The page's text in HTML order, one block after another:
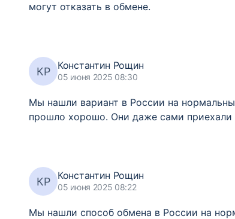
могут отказать в обмене.
КР Константин Рощин
05 июня 2025 08:30
Мы нашли вариант в России на
прошло хорошо. Они даже сами
КР Константин Рощин
05 июня 2025 08:22
Мы нашли способ обмена в России на